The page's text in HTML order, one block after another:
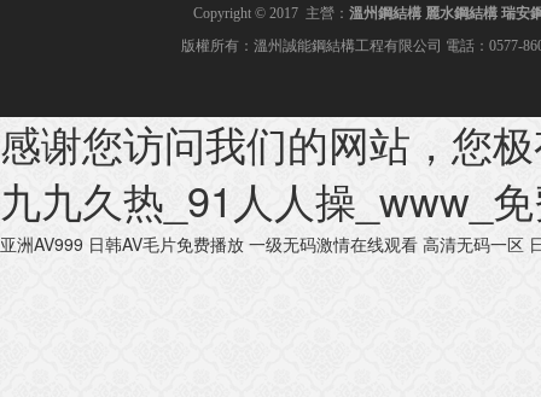
Copyright © 2017 主營： 溫州鋼結構 麗水鋼結構瑞安
版權所有：溫州誠能鋼結構工程有限公司 電話：0577-
感谢您访问我们的网站，您
九九久热_91人人操_www_
亚洲AV999 日韩AV毛片免费播放 一级无码激情在线观看 高清无码一区